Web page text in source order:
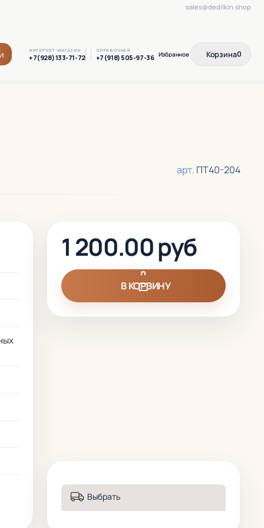
sales@dedilkin.shop
ИНТЕРНЕТ-МАГАЗИН
+7(928) 133-71-72
СПРАВОЧНАЯ
+7(918) 505-97-36 Корзина0
арт. ПТ40-204
1 200.00 руб
В КОРЗИНУ
Выбрать